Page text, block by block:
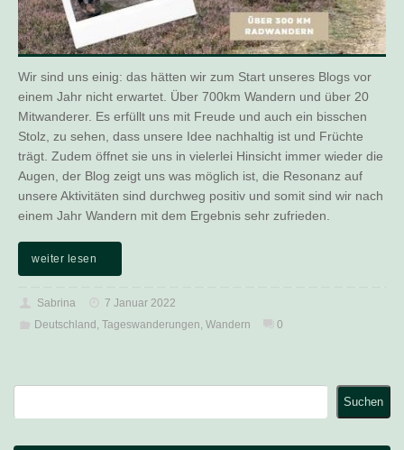
Wir sind uns einig: das hätten wir zum Start unseres Blogs vor
einem Jahr nicht erwartet. Über 700km Wandern und über 20
Mitwanderer. Es erfüllt uns mit Freude und auch ein bisschen
Stolz, zu sehen, dass unsere Idee nachhaltig ist und Früchte
trägt. Zudem öffnet sie uns in vielerlei Hinsicht immer wieder die
Augen, der Blog zeigt uns was möglich ist, die Resonanz auf
unsere Aktivitäten sind durchweg positiv und somit sind wir nach
einem Jahr Wandern mit dem Ergebnis sehr zufrieden.
weiter lesen
Sabrina
7 Januar 2022
Deutschland Tageswanderungen Wandern 0
Suchen